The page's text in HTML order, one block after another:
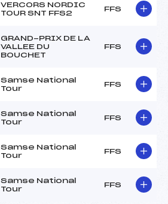
VERCORS NORDIC
TOUR SNT FFS2
FFS
GRAND-PRIX DE LA
VALLEE DU
BOUCHET
FFS
Samse National
Tour
FFS
Samse National
Tour
FFS
Samse National
Tour
FFS
Samse National
Tour
FFS